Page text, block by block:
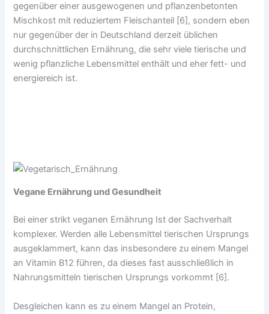
gegenüber einer ausgewogenen und pflanzenbetonten
Mischkost mit reduziertem Fleischanteil [6], sondern eben
nur gegenüber der in Deutschland derzeit üblichen
durchschnittlichen Ernährung, die sehr viele tierische und
wenig pflanzliche Lebensmittel enthält und eher fett- und
energiereich ist.
Vegane Ernährung und Gesundheit
Bei einer strikt veganen Ernährung Ist der Sachverhalt
komplexer. Werden alle Lebensmittel tierischen Ursprungs
ausgeklammert, kann das insbesondere zu einem Mangel
an Vitamin B12 führen, da dieses fast ausschließlich in
Nahrungsmitteln tierischen Ursprungs vorkommt [6].
Desgleichen kann es zu einem Mangel an Protein,